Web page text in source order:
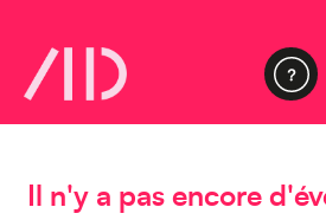
Il n'y a pas encore
Asie